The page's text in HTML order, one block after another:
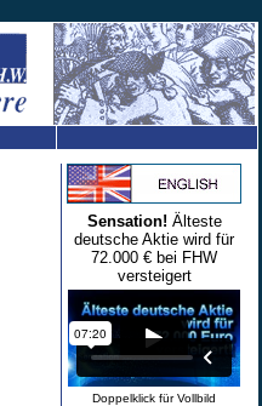
Sensation! Älteste
deutsche Aktie wird für
72.000 € bei FHW
versteigert
Doppelklick für Vollbild